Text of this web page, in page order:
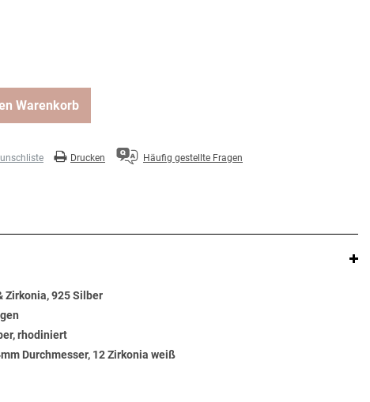
Warenkorb
Drucken Häufig gestellte Fragen
Zirkonia, 925 Silber
rhodiniert
Durchmesser, 12 Zirkonia weiß